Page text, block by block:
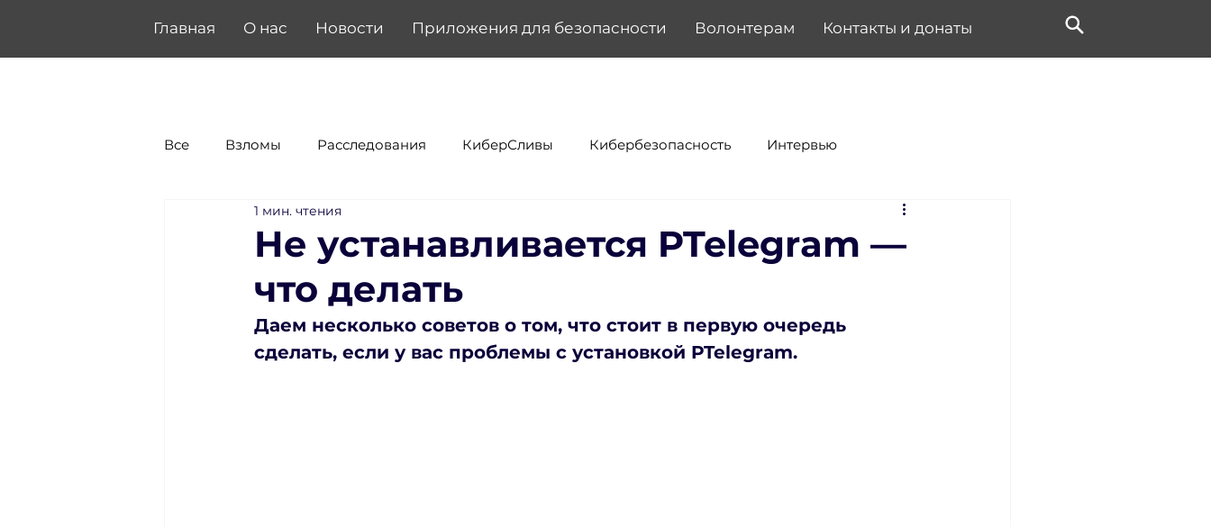
Главная О нас Новости Приложения для безопасности Волонтерам Контакты и донаты
Все Взломы Расследования КиберСливы Кибербезопасность Интервью
Не устанавливается PTelegram —
что делать
1 мин. чтения
Даем несколько советов о том, что стоит в первую очередь
сделать, если у вас проблемы с установкой PTelegram.